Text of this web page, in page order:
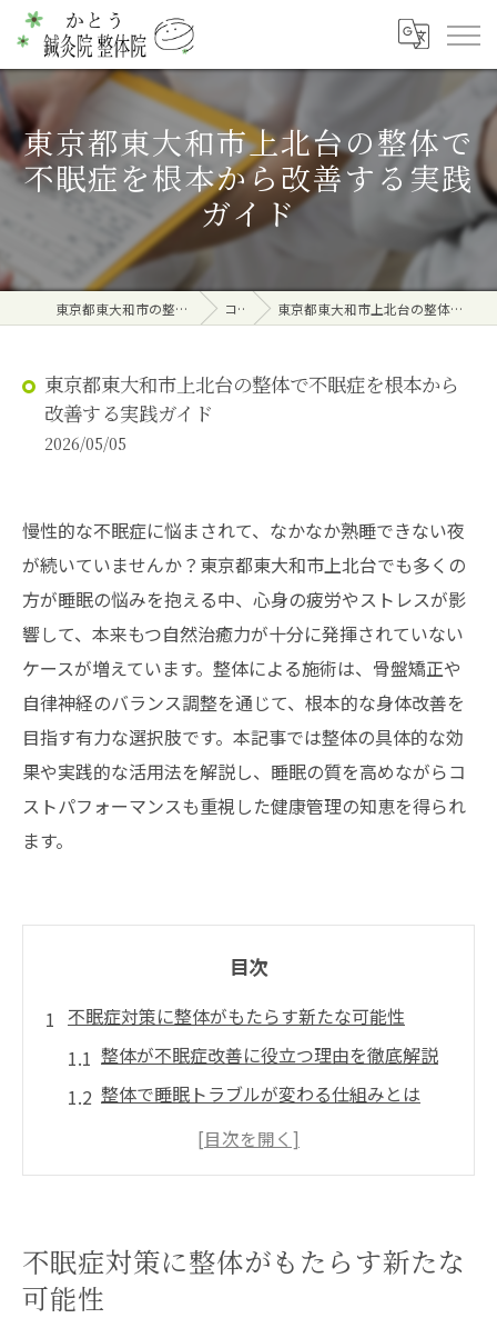
東京都東大和市上北台の整体で
不眠症を根本から改善する実践
ガイド
東京都東大和市の整体ならかとう鍼灸院 整体院 コラム 東京都東大和市上北台の整体で不眠症を根本から改善する実践ガイド
東京都東大和市上北台の整体で不眠症を根本から
改善する実践ガイド
2026/05/05
慢性的な不眠症に悩まされて、なかなか熟睡できない夜
が続いていませんか？東京都東大和市上北台でも多くの
方が睡眠の悩みを抱える中、心身の疲労やストレスが影
響して、本来もつ自然治癒力が十分に発揮されていない
ケースが増えています。整体による施術は、骨盤矯正や
自律神経のバランス調整を通じて、根本的な身体改善を
目指す有力な選択肢です。本記事では整体の具体的な効
果や実践的な活用法を解説し、睡眠の質を高めながらコ
ストパフォーマンスも重視した健康管理の知恵を得られ
ます。
目次
不眠症対策に整体がもたらす新たな可能性
整体が不眠症改善に役立つ理由を徹底解説
整体で睡眠トラブルが変わる仕組みとは
不眠症に整体が効果的な根拠と実例紹介
整体による自律神経バランス調整の重要性
自然治癒力を高める整体の活用ポイント
整体で自然治癒力が高まるメカニズムとは
不眠症対策に整体がもたらす新たな
可能性